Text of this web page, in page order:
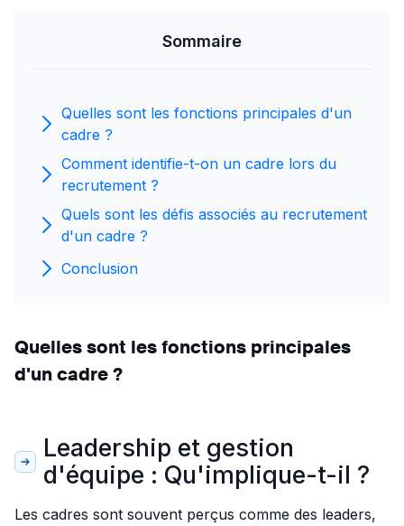
Sommaire
Quelles sont les fonctions principales d'un
cadre ?
Comment identifie-t-on un cadre lors du
recrutement ?
Quels sont les défis associés au recrutement
d'un cadre ?
Conclusion
Quelles sont les fonctions principales
d'un cadre ?
Leadership et gestion
d'équipe : Qu'implique-t-il ?
Les cadres sont souvent perçus comme des leaders,